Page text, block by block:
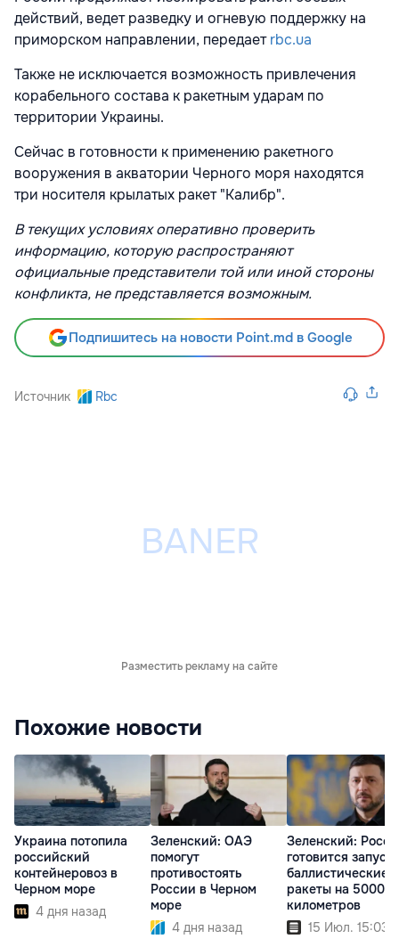
действий, ведет разведку и огневую поддержку на
приморском направлении, передаетrbc.ua
Также не исключается возможность привлечения
корабельного состава к ракетным ударам по
территории Украины.
Сейчас в готовности к применению ракетного
вооружения в акватории Черного моря находятся
три носителя крылатых ракет "Калибр".
В текущих условиях оперативно проверить
информацию, которую распространяют
официальные представители той или иной стороны
конфликта, не представляется возможным.
Подпишитесь на новости Point.md в Google
Источник Rbc
Разместить рекламу на сайте
Похожие новости
Украина потопила
российский
контейнеровоз в
Черном море
4 дня назад
Зеленский: ОАЭ
помогут
противостоять
России в Черном
море
4 дня назад
Зеленский:
готовится
баллистические
ракеты на 5000
километров
15 Июл. 15:03